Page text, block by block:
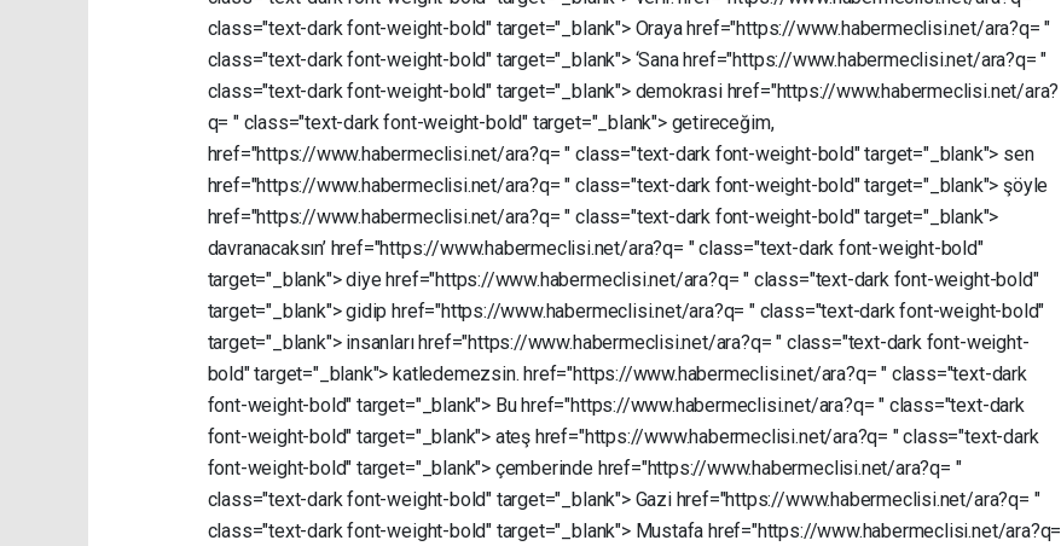
class="text-darkfont-weight-bold" target="_blank"> Oraya href="https://www.habermeclisi.net/ara?q="
class="text-darkfont-weight-bold" target="_blank"> ‘Sana href="https://www.habermeclisi.net/ara?q="
class="text-darkfont-weight-bold" target="_blank"> demokrasi href="https://www.habermeclisi.net/ara?
q= " class="text-darkfont-weight-bold" target="_blank"> getireceğim,
href="https://www.habermeclisi.net/ara?q="class="text-dark font-weight-bold"target="_blank"> sen
href="https://www.habermeclisi.net/ara?q="class="text-dark font-weight-bold"target="_blank">şöyle
href="https://www.habermeclisi.net/ara?q="class="text-dark font-weight-bold"target="_blank">
davranacaksın’ href="https://www.habermeclisi.net/ara?q= "class="text-dark font-weight-bold"
target="_blank">diye href="https://www.habermeclisi.net/ara?q=" class="text-dark font-weight-bold"
target="_blank">gidip href="https://www.habermeclisi.net/ara?q=" class="text-darkfont-weight-bold"
target="_blank"> insanları href="https://www.habermeclisi.net/ara?q=" class="text-dark font-weight-
bold"target="_blank"> katledemezsin. href="https://www.habermeclisi.net/ara?q=" class="text-dark
font-weight-bold"target="_blank"> Bu href="https://www.habermeclisi.net/ara?q=" class="text-dark
font-weight-bold"target="_blank"> ateş href="https://www.habermeclisi.net/ara?q= "class="text-dark
font-weight-bold"target="_blank"> çemberinde href="https://www.habermeclisi.net/ara?q= "
class="text-darkfont-weight-bold" target="_blank"> Gazi href="https://www.habermeclisi.net/ara?q= "
class="text-darkfont-weight-bold" target="_blank"> Mustafa href="https://www.habermeclisi.net/ara?q=